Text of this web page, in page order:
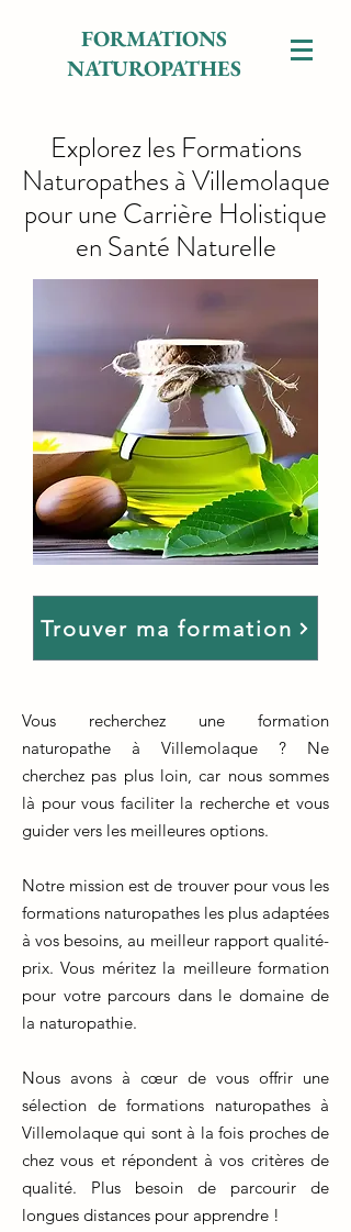
FORMATIONS
NATUROPATHES
Explorez les Formations
Naturopathes à Villemolaque
pour une Carrière Holistique
en Santé Naturelle
Trouver ma formation
Vous recherchez une formation
naturopathe à Villemolaque ? Ne
cherchez pas plus loin, car nous sommes
là pour vous faciliter la recherche et vous
guider vers les meilleures options.
Notre mission est de trouver pour vous les
formations naturopathes les plus adaptées
à vos besoins, au meilleur rapport qualité-
prix. Vous méritez la meilleure formation
pour votre parcours dans le domaine de
la naturopathie.
Nous avons à cœur de vous offrir une
sélection de formations naturopathes à
Villemolaque qui sont à la fois proches de
chez vous et répondent à vos critères de
qualité. Plus besoin de parcourir de
longues distances pour apprendre !